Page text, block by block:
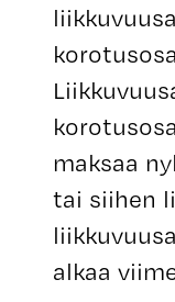
maksaa
tai siihen
alkaa